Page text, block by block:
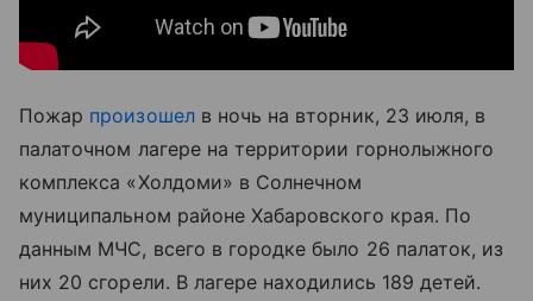
Пожар произошелв ночь на вторник, 23 июля, в
палаточном лагере на территории горнолыжного
комплекса «Холдоми» в Солнечном
муниципальном районе Хабаровского края. По
данным МЧС, всего в городке было 26 палаток, из
них 20 сгорели. В лагере находились 189 детей.